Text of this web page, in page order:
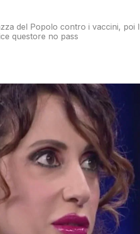
del Popolo contro i vaccini, poi
questore no pass